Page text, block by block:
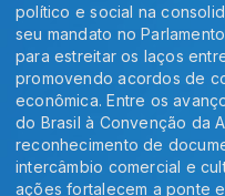
político e social na
seu mandato no
para estreitar os laços
promovendo acordos de
econômica. Entre os
do Brasil à Convenção da
reconhecimento de
intercâmbio comercial e
ações fortalecem a ponte